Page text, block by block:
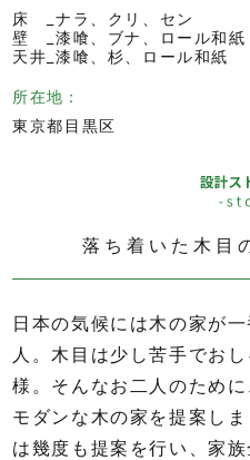
落ち着いた木目
日本の気候には木の家が
人。木目は少し苦手でお
様。そんなお二人のため
モダンな木の家を提案し
は幾度も提案を行い、家
床 _ナラ、クリ、セン
壁 _漆喰、ブナ、ロール和紙
天井_漆喰、杉、ロール和紙
所在地
東京都目黒区